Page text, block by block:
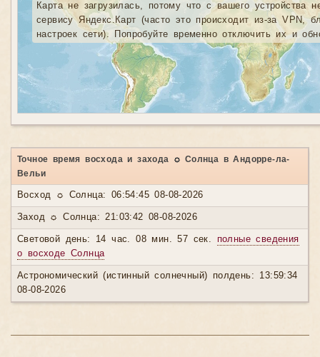
Карта не загрузилась, потому что с вашего устройства
сервису Яндекс.Карт (часто это происходит из-за VPN,
настроек сети). Попробуйте временно отключить их и
Точное время восхода и захода ☼ Солнца в Андорре-ла-
Вельи
Восход ☼ Солнца: 06:54:45 08-08-2026
Заход ☼ Солнца: 21:03:42 08-08-2026
Световой день: 14 час. 08 мин. 57 сек. полные сведения
о восходе Солнца
Астрономический (истинный солнечный) полдень: 13:59:34
08-08-2026